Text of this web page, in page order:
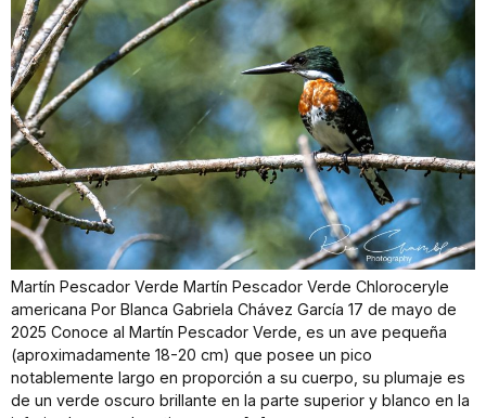
Martín Pescador Verde Martín Pescador Verde Chloroceryle
americana Por Blanca Gabriela Chávez García 17 de mayo de
2025 Conoce al Martín Pescador Verde, es un ave pequeña
(aproximadamente 18-20 cm) que posee un pico
notablemente largo en proporción a su cuerpo, su plumaje es
de un verde oscuro brillante en la parte superior y blanco en la